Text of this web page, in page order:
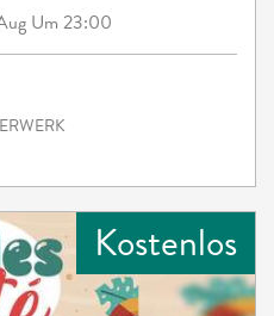
Um 23:00
Kostenlos